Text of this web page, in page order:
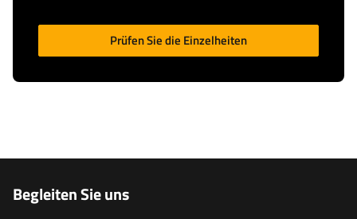
Prüfen Sie die Einzelheiten
Begleiten Sie uns